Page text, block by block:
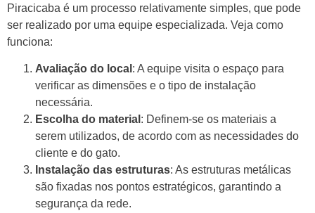
Piracicaba é um processo relativamente simples, que pode
ser realizado por uma equipe especializada. Veja como
funciona:
Avaliação do local : A equipe visita o espaço para
verificar as dimensões e o tipo de instalação
necessária.
Escolha do material : Definem-se os materiais a
serem utilizados, de acordo com as necessidades do
cliente e do gato.
Instalação das estruturas: As estruturas metálicas
são fixadas nos pontos estratégicos, garantindo a
segurança da rede.